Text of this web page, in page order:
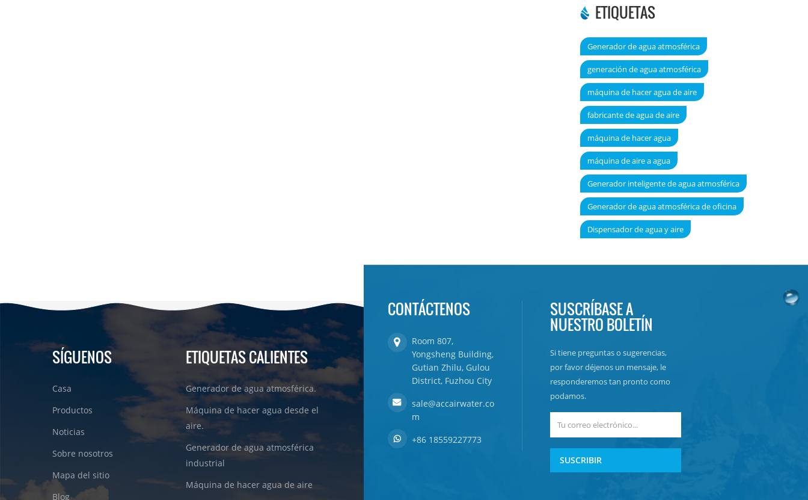
ETIQUETAS
Generador de agua atmosférica
generación de agua atmosférica
máquina de hacer agua de aire
fabricante de agua de aire
máquina de hacer agua
máquina de aire a agua
Generador inteligente de agua atmosférica
Generador de agua atmosférica de oficina
Dispensador de agua y aire
SÍGUENOS
Casa
Productos
Noticias
Sobre nosotros
Mapa del sitio
Blog
ETIQUETAS CALIENTES
Generador de agua atmosférica.
Máquina de hacer agua desde el
aire.
Generador de agua atmosférica
industrial
Máquina de hacer agua de aire
CONTÁCTENOS
Room 807,
Yongsheng Building,
Gutian Zhilu, Gulou
District, Fuzhou City
sale@accairwater.co
m
+86 18559227773
SUSCRÍBASE A
NUESTRO BOLETÍN
Si tiene preguntas o sugerencias,
por favor déjenos un mensaje, le
responderemos tan pronto como
podamos.
SUSCRIBIR